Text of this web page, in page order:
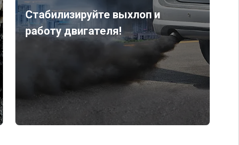
Стабилизируйте выхлоп и
работу двигателя!